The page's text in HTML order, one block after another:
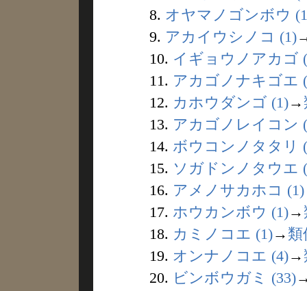
8. オヤマノゴンボウ
9. アカイウシノコ (1)
10. イギョウノアカゴ
11. アカゴノナキゴエ
12. カホウダンゴ (1)→
13. アカゴノレイコン
14. ボウコンノタタリ
15. ソガドンノタウエ
16. アメノサカホコ (1)
17. ホウカンボウ (1)→
18. カミノコエ (1)→ 類
19. オンナノコエ (4)→
20. ビンボウガミ (33)